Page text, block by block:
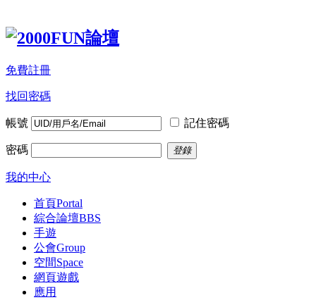
免費註冊
找回密碼
帳號 記住密碼
密碼 登錄
我的中心
首頁Portal
綜合論壇BBS
手遊
公會Group
空間Space
網頁遊戲
應用